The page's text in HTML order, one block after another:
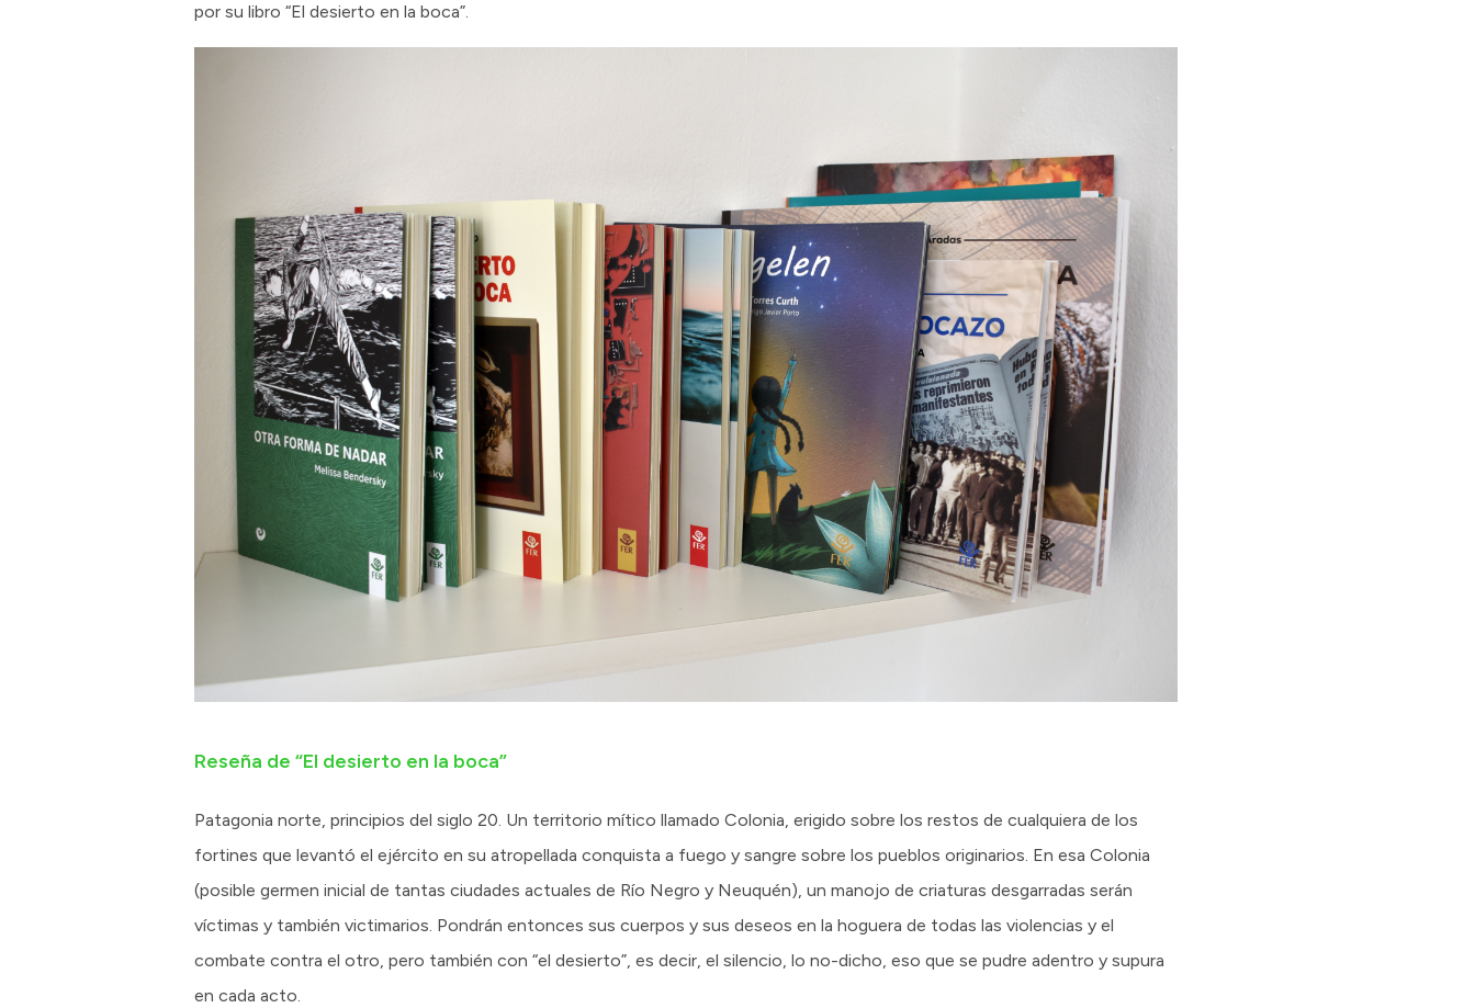
por su libro “El desierto en la boca”.
Reseña de “El desierto en la boca”
Patagonia norte, principios del siglo 20. Un territorio mítico llamado Colonia, erigido sobre los restos de cualquiera de los
fortines que levantó el ejército en su atropellada conquista a fuego y sangre sobre los pueblos originarios. En esa Colonia
(posible germen inicial de tantas ciudades actuales de Río Negro y Neuquén), un manojo de criaturas desgarradas serán
víctimas y también victimarios. Pondrán entonces sus cuerpos y sus deseos en la hoguera de todas las violencias y el
combate contra el otro, pero también con “el desierto”, es decir, el silencio, lo no-dicho, eso que se pudre adentro y supura
en cada acto.